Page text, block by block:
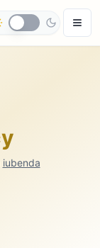
iubenda